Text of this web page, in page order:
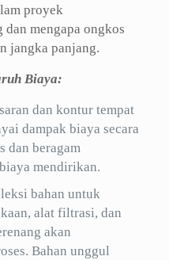
proyek
mengapa ongkos
jangka panjang.
Biaya:
dan kontur tempat
dampak biaya secara
dan beragam
mendirikan.
bahan untuk
alat filtrasi, dan
akan
Bahan unggul